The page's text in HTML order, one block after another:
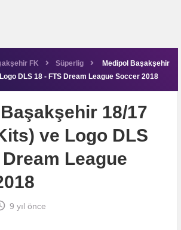
FK Süperlig
Medipol Başakşehir
DLS 18 - FTS Dream League Soccer 2018
18/17
ve Logo DLS
Dream League
9 yıl önce